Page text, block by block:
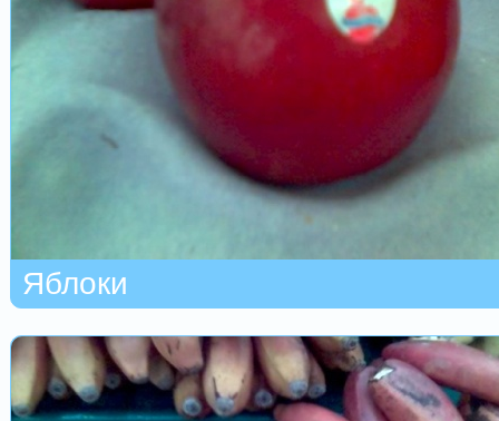
Яблоки